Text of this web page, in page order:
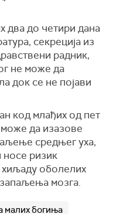
два до четири дана
секреција из
радник,
не може да
док се не појави
код млађих од пет
може да изазове
средњег уха,
носе ризик
хиљаду оболелих
мозга.
малих богиња